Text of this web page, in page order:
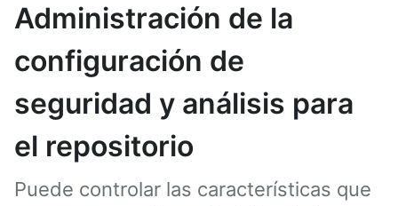
Administración de la
configuración de
seguridad y análisis para
el repositorio
Puede controlar las características que